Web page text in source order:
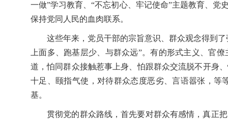
一做”学习教育、“不忘初心、牢记使命”主题教育、
保持党同人民的血肉联系。
这些年来，党员干部的宗旨意识、群众观念得到
上面多、跑基层少、与群众远”。有的形式主义、官
道，怕同群众接触惹事上身、怕跟群众交流脱不开身
十足、颐指气使，对待群众态度恶劣、言语嚣张，
基。
贯彻党的群众路线，首先要对群众有感情，真正